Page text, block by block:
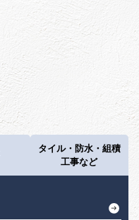
タイル・防水・組積
工事など